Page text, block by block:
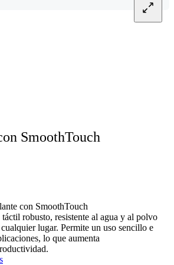
SmoothTouch
con SmoothTouch
robusto, resistente al agua y al polvo
lugar. Permite un uso sencillo e
lo que aumenta